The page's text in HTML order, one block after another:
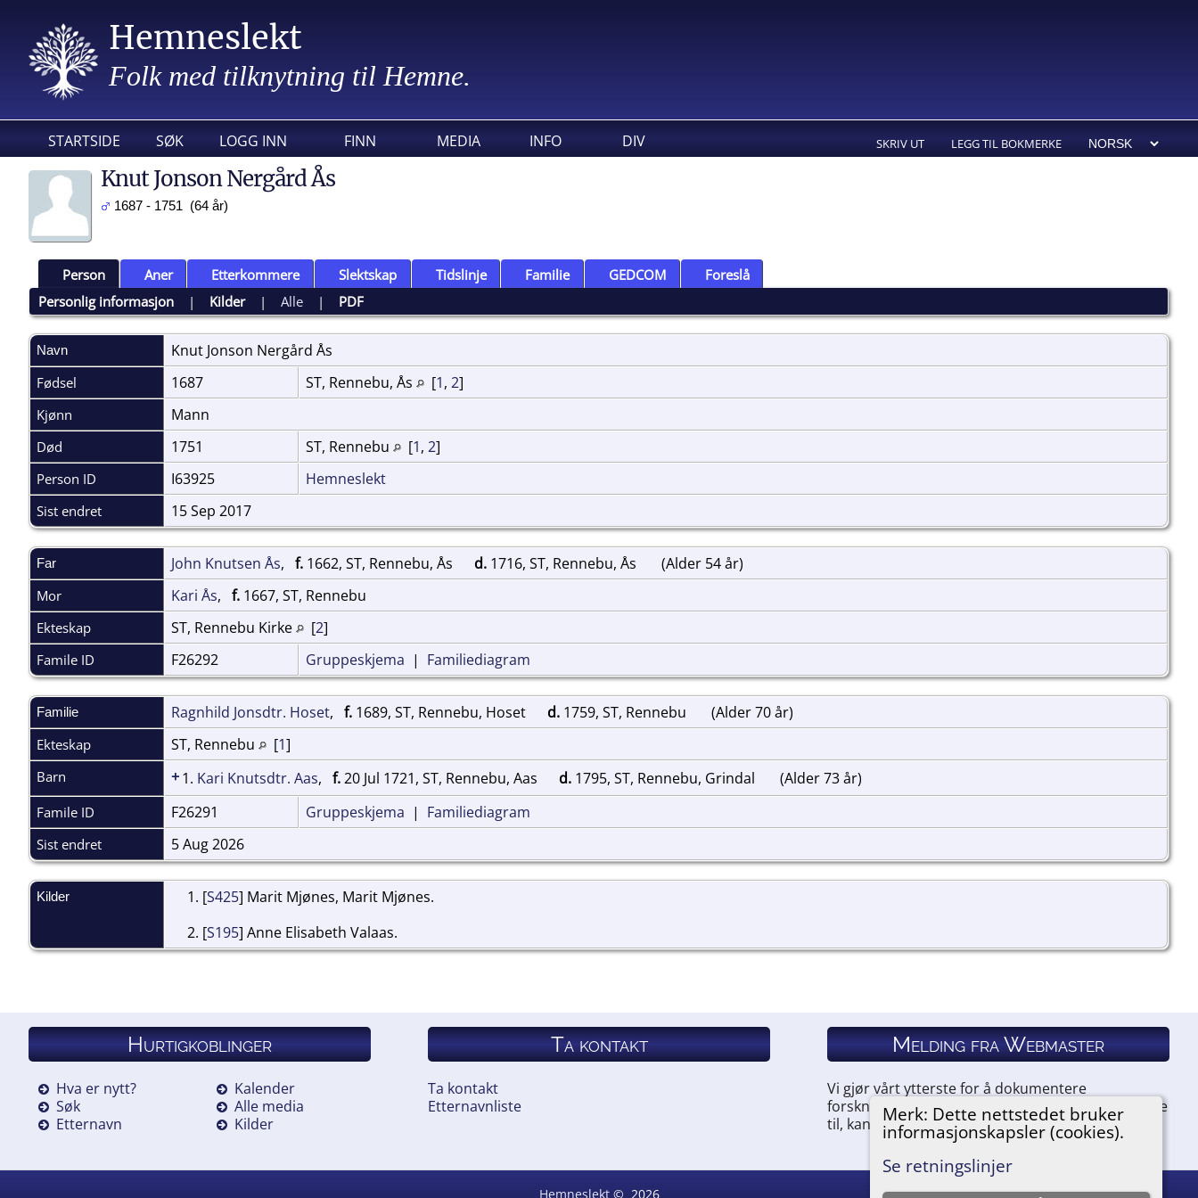
Hemneslekt
Folk med tilknytning til Hemne.
STARTSIDE SØK LOGG INN FINN MEDIA INFO DIV SKRIV UT LEGG TIL BOKMERKE
Merk: Dette nettstedet bruker
informasjonskapsler (cookies).
Se retningslinjer
Knut Jonson Nergård Ås
1687 - 1751 (64 år)
Person Aner Etterkommere Slektskap Tidslinje Familie GEDCOM
Foreslå
Personlig informasjon | Kilder|Alle | PDF
Navn Knut Jonson Nergård Ås
Fødsel 1687 ST, Rennebu, Ås [1, 2]
Kjønn Mann
Død 1751 ST, Rennebu [1, 2]
Person ID I63925 Hemneslekt
Sist endret 15 Sep 2017
Far John Knutsen Ås, f. 1662, ST, Rennebu, Ås d. 1716, ST, Rennebu, Ås (Alder 54 år)
Mor Kari Ås, f. 1667, ST, Rennebu
Ekteskap ST, Rennebu Kirke [2]
Famile ID F26292 Gruppeskjema | Familiediagram
Familie Ragnhild Jonsdtr. Hoset, f. 1689, ST, Rennebu, Hoset d. 1759, ST, Rennebu (Alder 70 år)
Ekteskap ST, Rennebu [1]
Barn +1. Kari Knutsdtr. Aas, f.20 Jul 1721, ST, Rennebu, Aas d. 1795, ST, Rennebu, Grindal (Alder 73 år)
Famile ID F26291 Gruppeskjema | Familiediagram
Sist endret 5 Aug 2026
Kilder [S425] Marit Mjønes, Marit Mjønes.
[S195] Anne Elisabeth Valaas.
Hurtigkoblinger
Hva er nytt?
Søk
Etternavn
Kalender
Alle media
Kilder
Ta kontakt
Ta kontakt
Etternavnliste
Melding fra Webmaster
Vi gjør vårt ytterste for å dokumentere
forskningen vår. Hvis du har noe du ønsker å legge
til, kan du kontakte oss.
Hemneslekt© 2026